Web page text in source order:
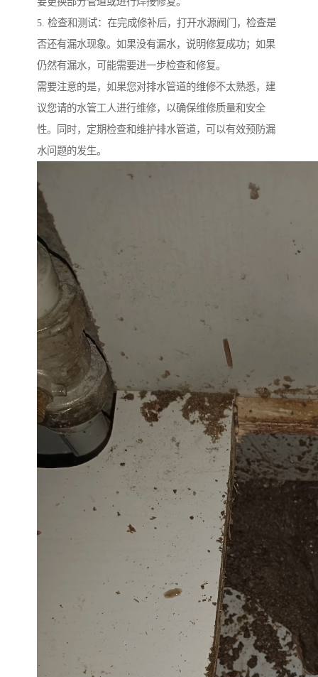
5. 检查和测试：在完成修补后，打开水源阀门，检查是
否还有漏水现象。如果没有漏水，说明修复成功；如果
仍然有漏水，可能需要进一步检查和修复。
需要注意的是，如果您对排水管道的维修不太熟悉，建
议您请的水管工人进行维修，以确保维修质量和安全
性。同时，定期检查和维护排水管道，可以有效预防漏
水问题的发生。